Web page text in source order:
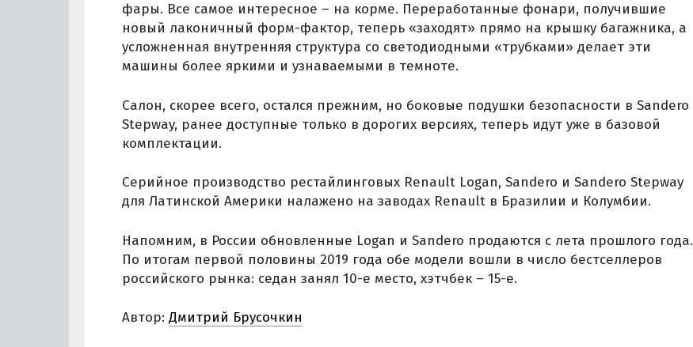
фары. Все самое интересное – на корме. Переработанные фонари, получившие
новый лаконичный форм-фактор, теперь «заходят» прямо на крышку багажника, а
усложненная внутренняя структура со светодиодными «трубками» делает эти
машины более яркими и узнаваемыми в темноте.
Салон, скорее всего, остался прежним, но боковые подушки безопасности в Sandero
Stepway, ранее доступные только в дорогих версиях, теперь идут уже в базовой
комплектации.
Серийное производство рестайлинговых Renault Logan, Sandero и Sandero Stepway
для Латинской Америки налажено на заводах Renault в Бразилии и Колумбии.
Напомним, в России обновленные Logan и Sandero продаются с лета прошлого года.
По итогам первой половины 2019 года обе модели вошли в число бестселлеров
российского рынка: седан занял 10-е место, хэтчбек – 15-е.
Автор: Дмитрий Брусочкин